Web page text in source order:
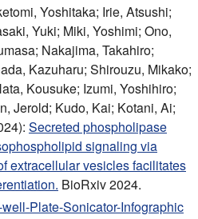
Yoshitaka; Irie, Atsushi;
Yuki; Miki, Yoshimi; Ono,
Nakajima, Takahiro;
Kazuharu; Shirouzu, Mikako;
Kousuke; Izumi, Yoshihiro;
Jerold; Kudo, Kai; Kotani, Ai;
Secreted phospholipase
signaling via
extracellular vesicles facilitates
BioRxiv 2024.
Plate-Sonicator-Infographic